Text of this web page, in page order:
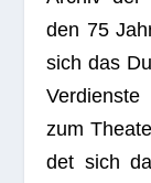
den 75
sich das
zum
det sich